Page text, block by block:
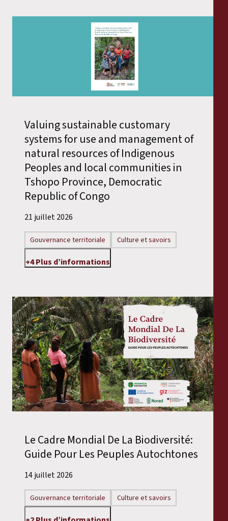
Valuing sustainable customary
systems for use and management of
natural resources of Indigenous
Peoples and local communities in
Tshopo Province, Democratic
Republic of Congo
21 juillet 2026
Gouvernance territoriale Culture et savoirs
+4 Plus d’informations
Le Cadre Mondial De La Biodiversité:
Guide Pour Les Peuples Autochtones
14 juillet 2026
Gouvernance territoriale Culture et savoirs